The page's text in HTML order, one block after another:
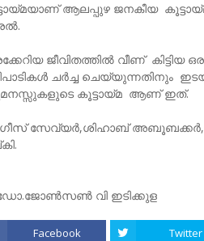
ആലപ്പുഴ ജനകീയ
ജീവിതത്തില്‍ വീണ്
ചർച്ച ചെയ്യുന്നതിനും
കൂട്ടായ്മ ആണ് ഇത്.
സേവ്യർ,ശിഹാബ്
വി ഇടിക്കുള
Facebook Twitter